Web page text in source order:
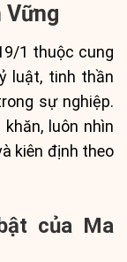
Vững
1 thuộc cung
luật, tinh thần
sự nghiệp.
luôn nhìn
kiên định theo
của Ma